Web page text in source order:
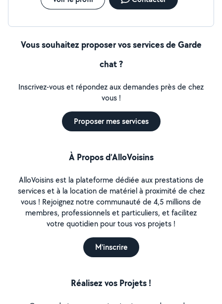
Vous souhaitez proposer vos services de Garde
chat ?
Inscrivez-vous et répondez aux demandes près de chez
vous !
Proposer mes services
À Propos d’AlloVoisins
AlloVoisins est la plateforme dédiée aux prestations de
services et à la location de matériel à proximité de chez
vous ! Rejoignez notre communauté de 4,5 millions de
membres, professionnels et particuliers, et facilitez
votre quotidien pour tous vos projets !
M'inscrire
Réalisez vos Projets !